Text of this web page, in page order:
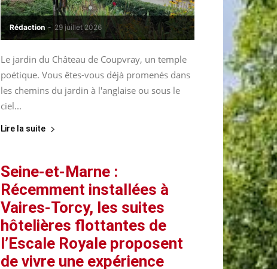
Rédaction - 29 juillet 2026
Le jardin du Château de Coupvray, un temple
poétique. Vous êtes-vous déjà promenés dans
les chemins du jardin à l'anglaise ou sous le
ciel...
Lire la suite
Seine-et-Marne :
Récemment installées à
Vaires-Torcy, les suites
hôtelières flottantes de
l’Escale Royale proposent
de vivre une expérience